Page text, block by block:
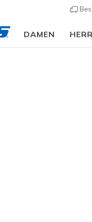
DAMEN